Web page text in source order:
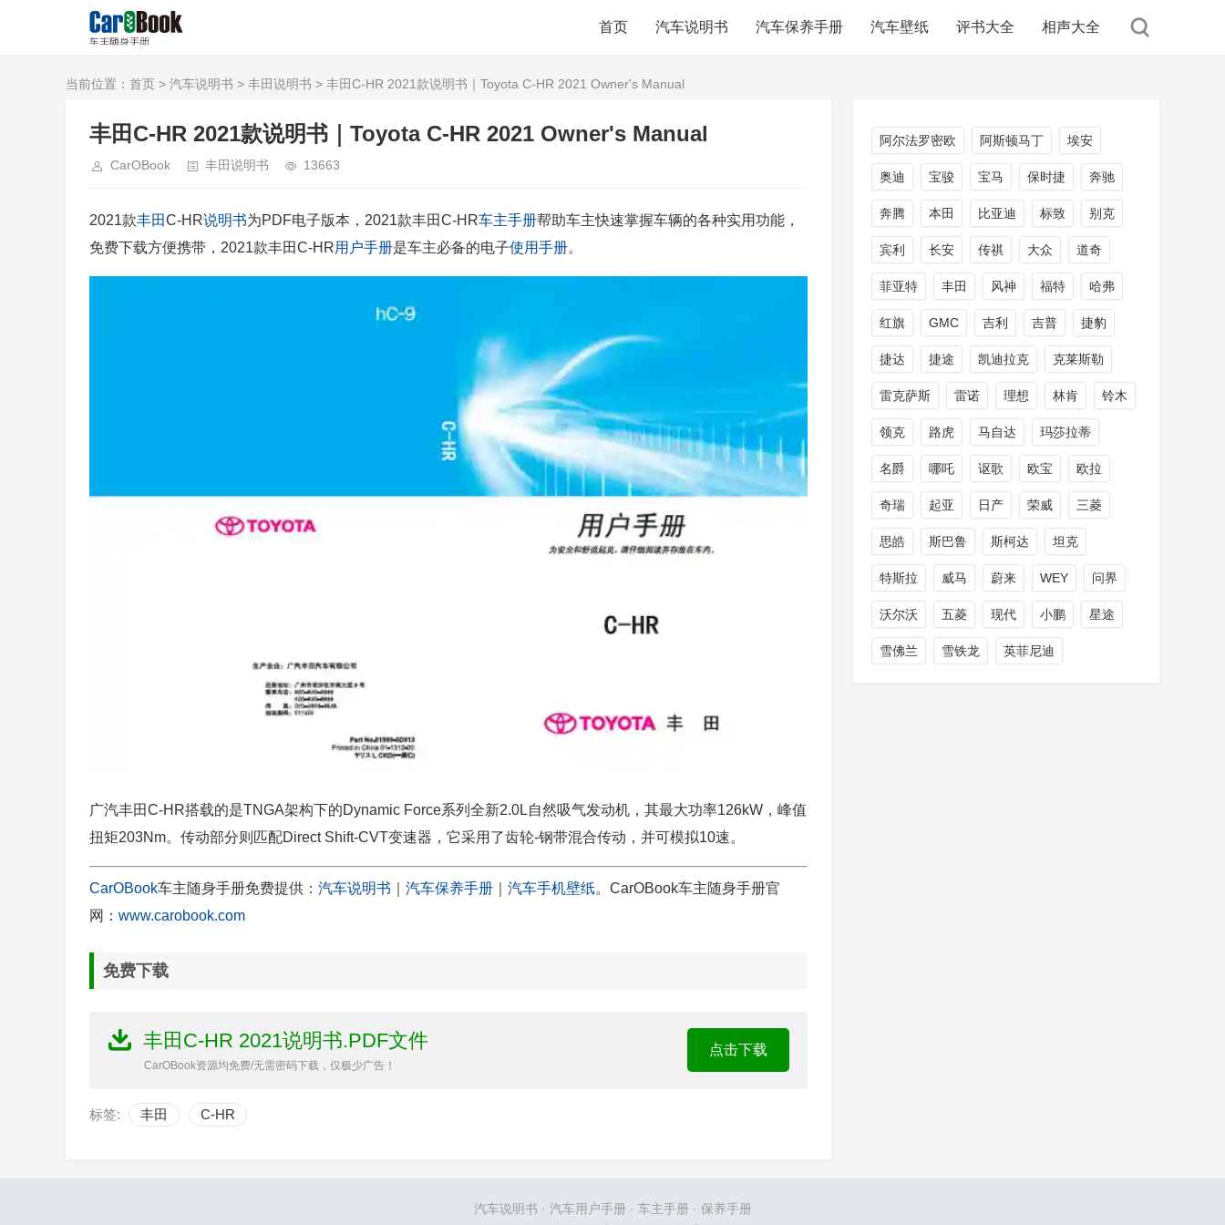
首页 汽车说明书 汽车保养手册 汽车壁纸 评书大全 相声大全
当前位置： 首页 > 汽车说明书 > 丰田说明书 > 丰田C-HR 2021款说明书｜Toyota C-HR 2021 Owner's Manual
丰田C-HR 2021款说明书｜Toyota C-HR 2021 Owner's Manual
CarOBook 丰田说明书 13663
2021款丰田C-HR说明书为PDF电子版本，2021款丰田C-HR车主手册帮助车主快速掌握车辆的各种实用功能，
免费下载方便携带，2021款丰田C-HR用户手册是车主必备的电子使用手册。
广汽丰田C-HR搭载的是TNGA架构下的Dynamic Force系列全新2.0L自然吸气发动机，其最大功率126kW，峰值
扭矩203Nm。传动部分则匹配Direct Shift-CVT变速器，它采用了齿轮-钢带混合传动，并可模拟10速。
CarOBook车主随身手册免费提供： 汽车说明书 汽车保养手册 汽车手机壁纸。CarOBook车主随身手册官
网： www.carobook.com
免费下载
丰田C-HR 2021说明书.PDF文件
CarOBook资源均免费/无需密码下载，仅极少广告！
点击下载
标签: 丰田 C-HR
阿尔法罗密欧 阿斯顿马丁 埃安
奥迪 宝骏 宝马 保时捷 奔驰
奔腾 本田 比亚迪 标致 别克
宾利 长安 传祺 大众 道奇
菲亚特 丰田 风神 福特 哈弗
红旗 GMC 吉利 吉普 捷豹
捷达 捷途 凯迪拉克 克莱斯勒
雷克萨斯 雷诺 理想 林肯 铃木
领克 路虎 马自达 玛莎拉蒂
名爵 哪吒 讴歌 欧宝 欧拉
奇瑞 起亚 日产 荣威 三菱
思皓 斯巴鲁 斯柯达 坦克
特斯拉 威马 蔚来 WEY 问界
沃尔沃 五菱 现代 小鹏 星途
雪佛兰 雪铁龙 英菲尼迪
汽车说明书 · 汽车用户手册· 车主手册· 保养手册